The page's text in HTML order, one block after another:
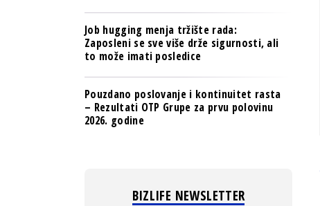
Job hugging menja tržište rada:
Zaposleni se sve više drže sigurnosti, ali
to može imati posledice
Pouzdano poslovanje i kontinuitet rasta
– Rezultati OTP Grupe za prvu polovinu
2026. godine
BIZLIFE NEWSLETTER